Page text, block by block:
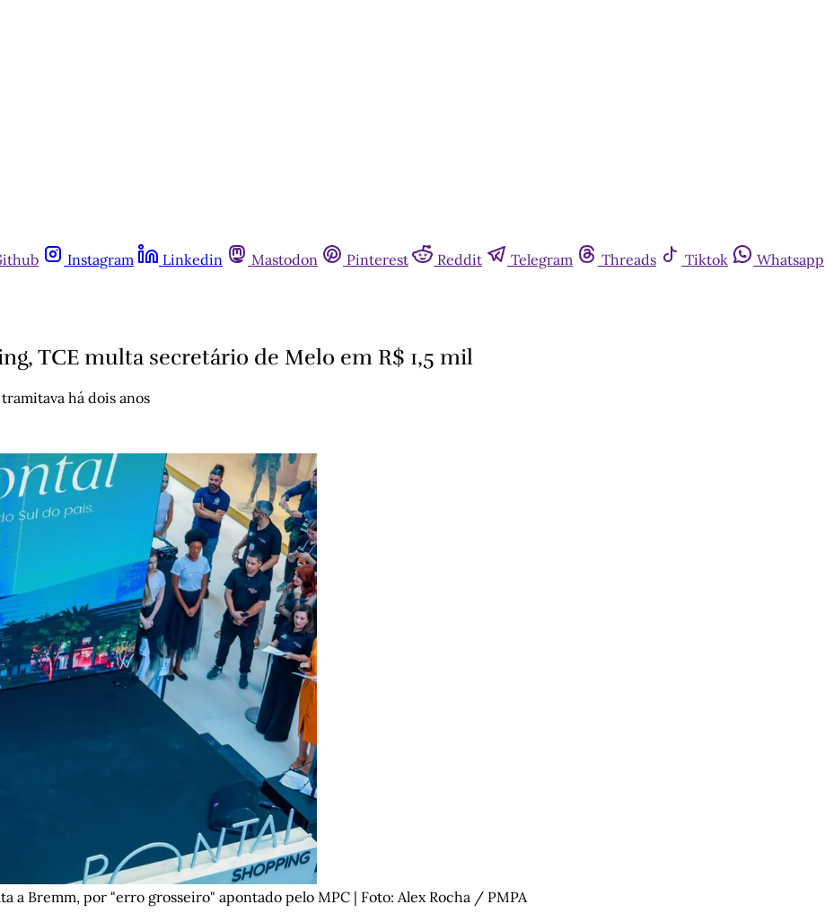
Instagram Linkedin Mastodon Pinterest Reddit Telegram Threads Tiktok
Whatsapp
TCE multa secretário de Melo em R$ 1,5 mil
há dois anos
a Bremm, por "erro grosseiro" apontado pelo MPC | Foto: Alex Rocha / PMPA